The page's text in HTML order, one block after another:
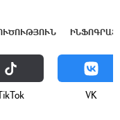
VK